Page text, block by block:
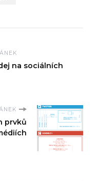
na sociálních
prvků